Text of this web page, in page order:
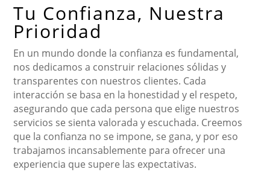
Tu Confianza, Nuestra
Prioridad
En un mundo donde la confianza es fundamental,
nos dedicamos a construir relaciones sólidas y
transparentes con nuestros clientes. Cada
interacción se basa en la honestidad y el respeto,
asegurando que cada persona que elige nuestros
servicios se sienta valorada y escuchada. Creemos
que la confianza no se impone, se gana, y por eso
trabajamos incansablemente para ofrecer una
experiencia que supere las expectativas.